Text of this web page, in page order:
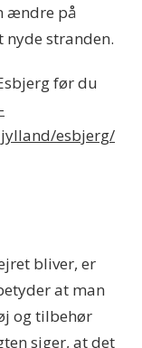
ændre på
stranden.
før du
esbjerg/
bliver, er
at man
og tilbehør
siger, at det